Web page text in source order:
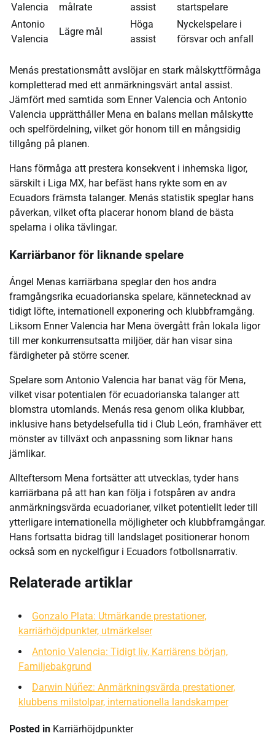
Valencia
målrate
assist
startspelare
Antonio
Valencia
Lägre mål
Höga
assist
Nyckelspelare i
försvar och anfall
Menás prestationsmått avslöjar en stark målskyttförmåga
kompletterad med ett anmärkningsvärt antal assist.
Jämfört med samtida som Enner Valencia och Antonio
Valencia upprätthåller Mena en balans mellan målskytte
och spelfördelning, vilket gör honom till en mångsidig
tillgång på planen.
Hans förmåga att prestera konsekvent i inhemska ligor,
särskilt i Liga MX, har befäst hans rykte som en av
Ecuadors främsta talanger. Menás statistik speglar hans
påverkan, vilket ofta placerar honom bland de bästa
spelarna i olika tävlingar.
Karriärbanor för liknande spelare
Ángel Menas karriärbana speglar den hos andra
framgångsrika ecuadorianska spelare, kännetecknad av
tidigt löfte, internationell exponering och klubbframgång.
Liksom Enner Valencia har Mena övergått från lokala ligor
till mer konkurrensutsatta miljöer, där han visar sina
färdigheter på större scener.
Spelare som Antonio Valencia har banat väg för Mena,
vilket visar potentialen för ecuadorianska talanger att
blomstra utomlands. Menás resa genom olika klubbar,
inklusive hans betydelsefulla tid i Club León, framhäver ett
mönster av tillväxt och anpassning som liknar hans
jämlikar.
Allteftersom Mena fortsätter att utvecklas, tyder hans
karriärbana på att han kan följa i fotspåren av andra
anmärkningsvärda ecuadorianer, vilket potentiellt leder till
ytterligare internationella möjligheter och klubbframgångar.
Hans fortsatta bidrag till landslaget positionerar honom
också som en nyckelfigur i Ecuadors fotbollsnarrativ.
Relaterade artiklar
Gonzalo Plata: Utmärkande prestationer,
karriärhöjdpunkter, utmärkelser
Antonio Valencia: Tidigt liv, Karriärens början,
Familjebakgrund
Darwin Núñez: Anmärkningsvärda prestationer,
klubbens milstolpar, internationella landskamper
Posted in Karriärhöjdpunkter